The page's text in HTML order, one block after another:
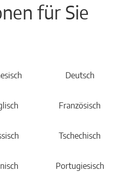
für Sie
Deutsch
Französisch
Tschechisch
Portugiesisch